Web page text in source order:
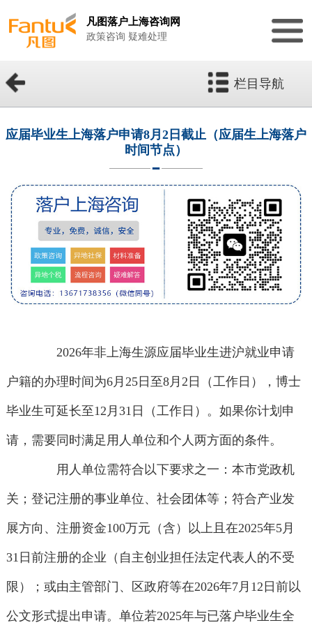
凡图落户上海咨询网
政策咨询 疑难处理
栏目导航
应届毕业生上海落户申请8月2日截止（应届生上海落户
时间节点）
2026年非上海生源应届毕业生进沪就业申请
户籍的办理时间为6月25日至8月2日（工作日），博士
毕业生可延长至12月31日（工作日）。如果你计划申
请，需要同时满足用人单位和个人两方面的条件。
用人单位需符合以下要求之一：本市党政机
关；登记注册的事业单位、社会团体等；符合产业发
展方向、注册资金100万元（含）以上且在2025年5月
31日前注册的企业（自主创业担任法定代表人的不受
限）；或由主管部门、区政府等在2026年7月12日前以
公文形式提出申请。单位若2025年与已落户毕业生全